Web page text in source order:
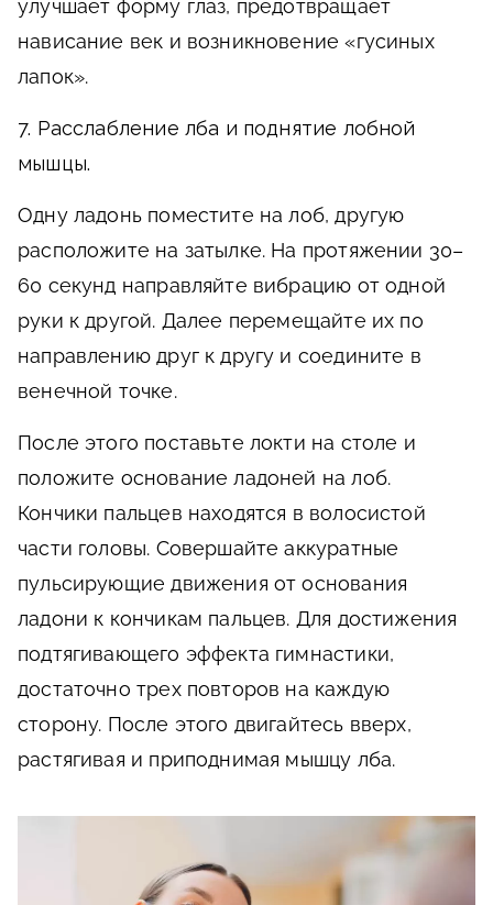
улучшает форму глаз, предотвращает
нависание век и возникновение «гусиных
лапок».
7. Расслабление лба и поднятие лобной
мышцы.
Одну ладонь поместите на лоб, другую
расположите на затылке. На протяжении 30–
60 секунд направляйте вибрацию от одной
руки к другой. Далее перемещайте их по
направлению друг к другу и соедините в
венечной точке.
После этого поставьте локти на столе и
положите основание ладоней на лоб.
Кончики пальцев находятся в волосистой
части головы. Совершайте аккуратные
пульсирующие движения от основания
ладони к кончикам пальцев. Для достижения
подтягивающего эффекта гимнастики,
достаточно трех повторов на каждую
сторону. После этого двигайтесь вверх,
растягивая и приподнимая мышцу лба.